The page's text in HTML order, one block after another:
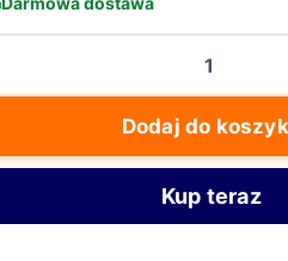
Dodaj do
Kup teraz